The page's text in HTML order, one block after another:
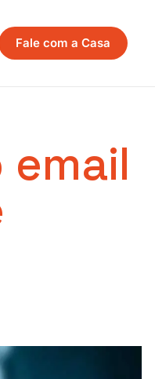
Fale com a Casa